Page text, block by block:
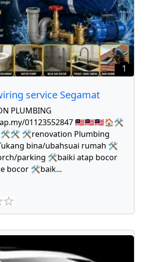
1
service Segamat
PLUMBING
01123552847 🇲🇾🇲🇾🇲🇾🏠🛠
🛠renovation Plumbing
bina/ubahsuai rumah 🛠
parking 🛠baiki atap bocor
bocor 🛠baik...